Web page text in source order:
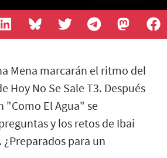
Mena marcarán el ritmo del
Hoy No Se Sale T3. Después
"Como El Agua" se
y los retos de Ibai
¿Preparados para un